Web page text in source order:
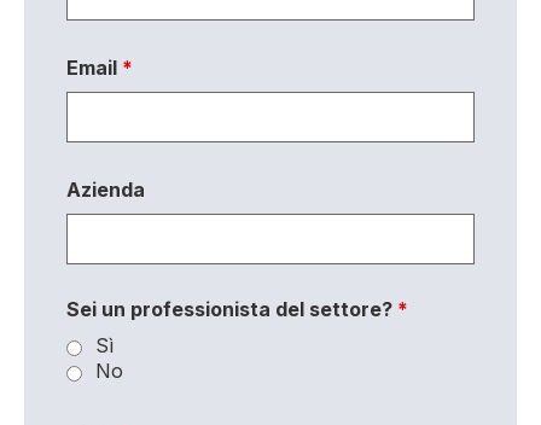
Email *
Azienda
Sei un professionista del settore? *
Sì
No